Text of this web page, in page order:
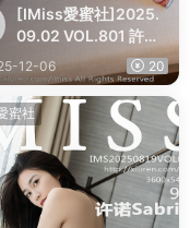
[IMiss愛蜜社]2025.
09.02 VOL.801 許諾
Sabrina
12-06 20
蜜社